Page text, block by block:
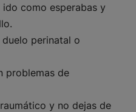
como esperabas y
perinatal o
problemas de
y no dejas de